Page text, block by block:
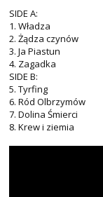
SIDE A:
1. Władza
2. Żądza czynów
3. Ja Piastun
4. Zagadka
SIDE B:
5. Tyrfing
6. Ród Olbrzymów
7. Dolina Śmierci
8. Krew i ziemia